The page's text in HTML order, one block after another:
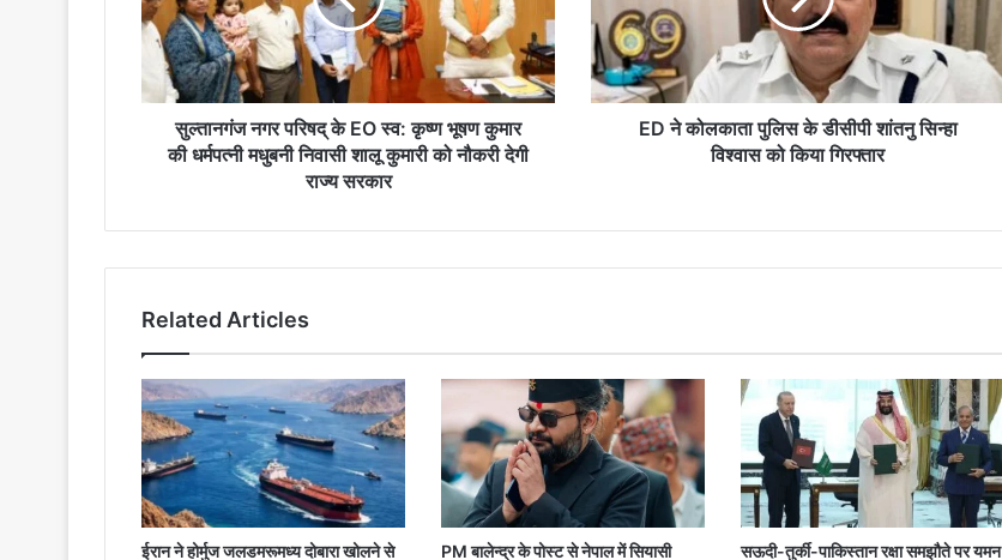
स्व:
कृष्ण
भूषण
कुमार
धर्मपत्नी
देगी
राज्य
सरकार
सुल्तानगंज नगर परिषद् के EO स्व: कृष्ण भूषण कुमार
की धर्मपत्नी मधुबनी निवासी शालू कुमारी को नौकरी देगी
राज्य सरकार
डीसीपी
शांतनु
सिन्हा
विश्वास
ED ने कोलकाता पुलिस के डीसीपी शांतनु सिन्हा
विश्वास को किया गिरफ्तार
Related Articles
ईरान ने होर्मुज जलडमरूमध्य दोबारा खोलने से PM बालेन्द्र के पोस्ट से नेपाल में सियासी सऊदी-तुर्की-पाकिस्तान रक्षा समझौते पर यमन